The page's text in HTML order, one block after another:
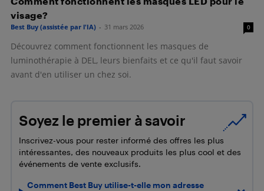
visage?
Best Buy (assistée par l'IA) - 31 mars 2026 0
Découvrez comment fonctionnent les masques de
luminothérapie à DEL, leurs bienfaits et ce qu'il faut savoir
avant d'en utiliser un chez soi.
Soyez le premier à savoir
Inscrivez-vous pour rester informé des offres les plus
intéressantes, des nouveaux produits les plus cool et des
événements de vente exclusifs.
Comment Best Buy utilise-t-elle mon adresse